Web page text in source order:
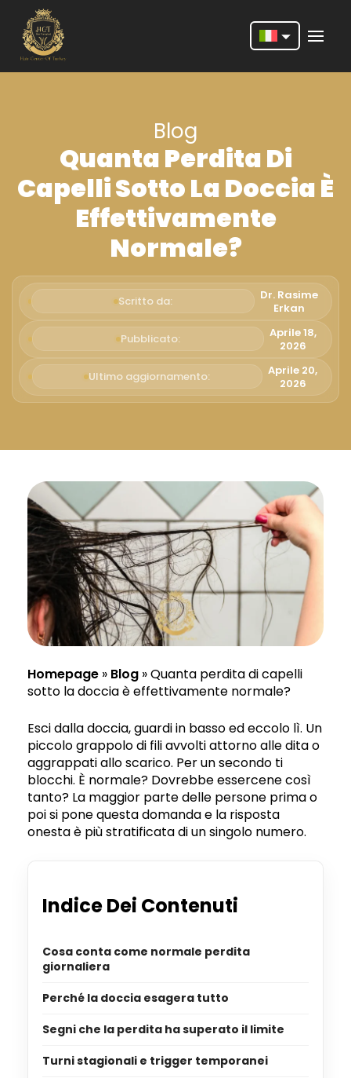
Deutsch
Português
Español
Italiano
Русский
Български
Blog
Quanta Perdita Di
Capelli Sotto La Doccia È
Effettivamente
Normale?
Scritto da:
Dr. Rasime
Erkan
Pubblicato:
Aprile 18,
2026
Ultimo aggiornamento:
Aprile 20,
2026
Homepage » Blog »Quanta perdita di capelli
sotto la doccia è effettivamente normale?
Esci dalla doccia, guardi in basso ed eccolo lì. Un
piccolo grappolo di fili avvolti attorno alle dita o
aggrappati allo scarico. Per un secondo ti
blocchi. È normale? Dovrebbe essercene così
tanto? La maggior parte delle persone prima o
poi si pone questa domanda e la risposta
onesta è più stratificata di un singolo numero.
Indice Dei Contenuti
Cosa conta come normale perdita
giornaliera
Perché la doccia esagera tutto
Segni che la perdita ha superato il limite
Turni stagionali e trigger temporanei